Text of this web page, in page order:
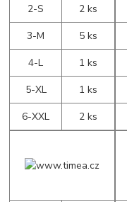
2-S
2 ks
3-M
5 ks
4-L
1 ks
5-XL
1 ks
6-XXL
2 ks